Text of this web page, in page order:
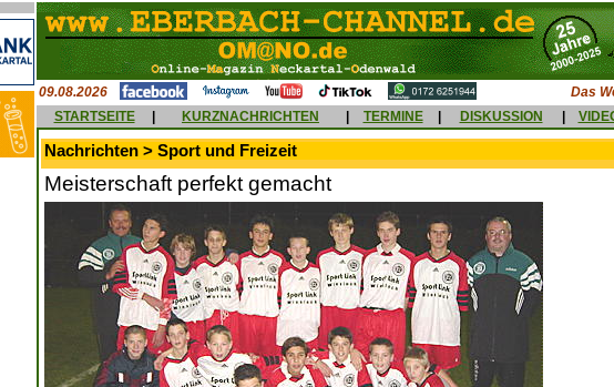
09.08.2026 Das
STARTSEITE
KURZNACHRICHTEN TERMINE DISKUSSION
Nachrichten > Sport und Freizeit
Meisterschaft perfekt gemacht